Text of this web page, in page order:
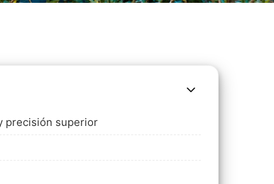
precisión superior